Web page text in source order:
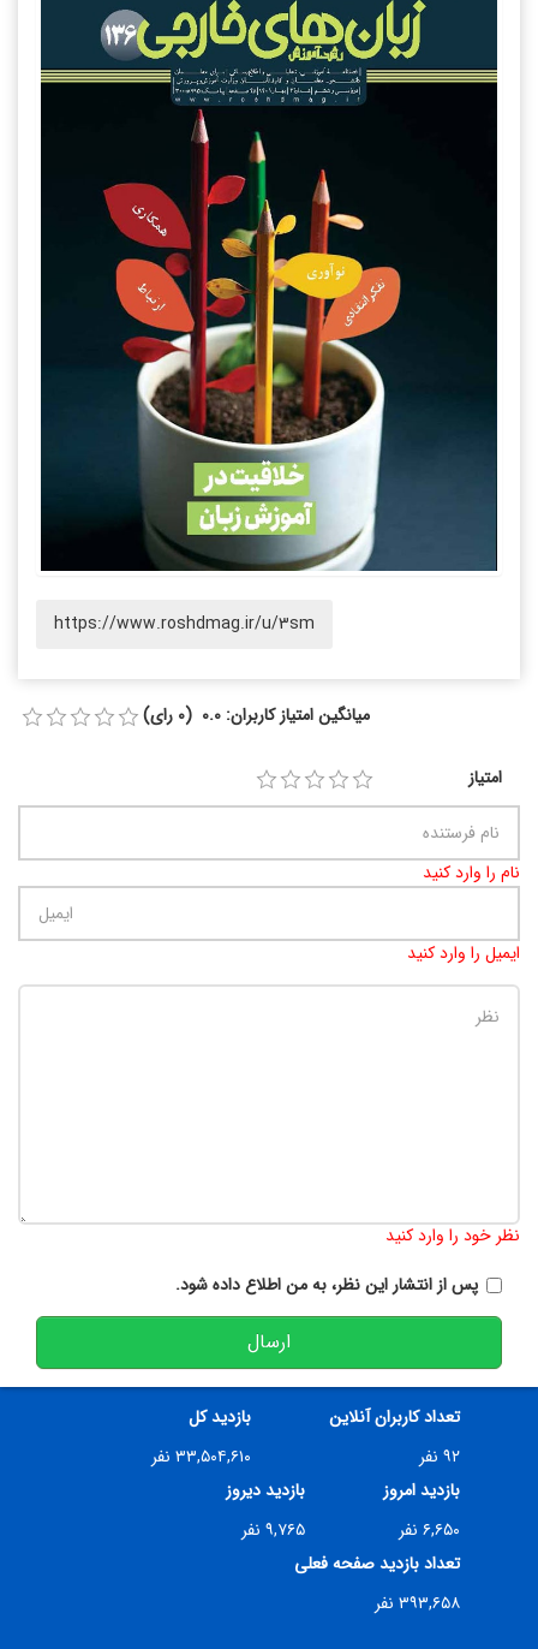
https://www.roshdmag.ir/u/3sm
میانگین امتیاز کاربران: 0.0 (0 رای)
امتیاز
نام را وارد کنید
ایمیل را وارد کنید
نظر خود را وارد کنید
پس از انتشار این نظر، به من اطلاع داده شود.
ارسال
تعداد کاربران آنلاین
۹۲ نفر
بازدید کل
۳۳,۵۰۴,۶۱۰ نفر
بازدید امروز
۶,۶۵۰ نفر
بازدید دیروز
۹,۷۶۵ نفر
تعداد بازدید صفحه فعلی
۳۹۳,۶۵۸ نفر